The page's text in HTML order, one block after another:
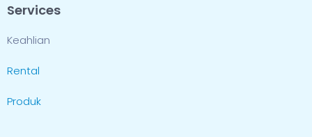
Services
Keahlian
Rental
Produk